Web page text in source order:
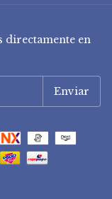
directamente en